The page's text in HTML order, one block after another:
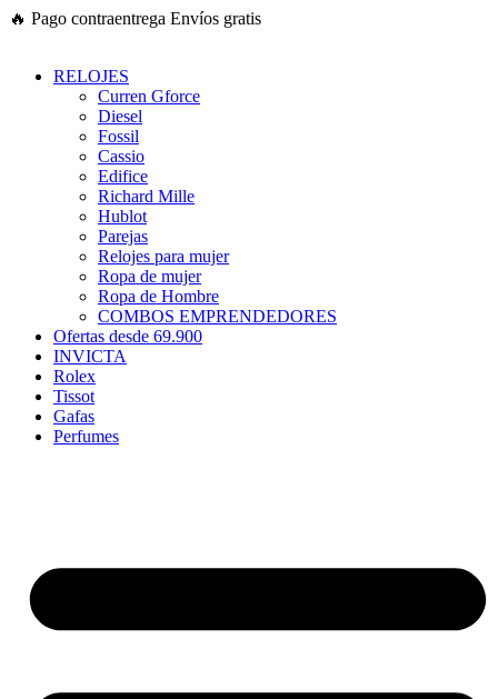
Ir
🔥 Pago contraentrega Envíos gratis
RELOJES
Curren Gforce
Diesel
Fossil
Cassio
Edifice
Richard Mille
Hublot
Parejas
Relojes para mujer
Ropa de mujer
Ropa de Hombre
COMBOS EMPRENDEDORES
Ofertas desde 69.900
INVICTA
Rolex
Tissot
Gafas
Perfumes